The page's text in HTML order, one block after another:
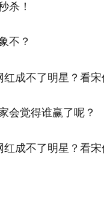
杀！
不？
会觉得谁赢了呢？